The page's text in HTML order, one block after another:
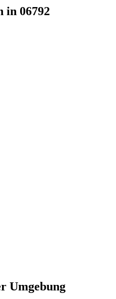
in 06792
Umgebung